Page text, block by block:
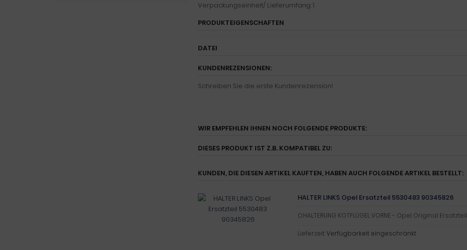
Verpackungseinheit/ Lieferumfang: 1
PRODUKTEIGENSCHAFTEN
DATEI
KUNDENREZENSIONEN:
Schreiben Sie die erste Kundenrezension!
WIR EMPFEHLEN IHNEN NOCH FOLGENDE PRODUKTE:
DIESES PRODUKT IST Z.B. KOMPATIBEL ZU:
KUNDEN, DIE DIESEN ARTIKEL KAUFTEN, HABEN AUCH FOLGENDE ARTIKEL BESTELLT:
HALTER LINKS Opel Ersatzteil 5530483 90345826
O:HALTERUNG KOTFLÜGEL VORNE - Opel Original Ersatzteil
Lieferzeit:Verfügbarkeit eingeschränkt